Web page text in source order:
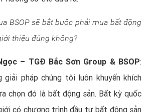
BSOP sẽ bắt buộc phải mua bất động
thiệu đúng không?
– TGĐ Bắc Sơn Group & BSOP:
giải pháp chúng tôi luôn khuyến khích
chọn đó là bất động sản. Bất kỳ quốc
có chương trình đầu tư bất động sản